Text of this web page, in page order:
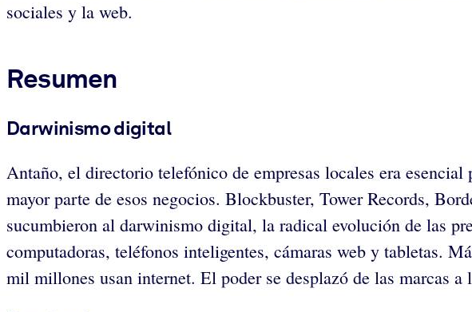
sociales y la web.
Resumen
Darwinismo digital
Antaño, el directorio telefónico de empresas locales era
mayor parte de esos negocios. Blockbuster, Tower Records,
sucumbieron al darwinismo digital, la radical evolución de las
computadoras, teléfonos inteligentes, cámaras web y tabletas.
mil millones usan internet. El poder se desplazó de las marcas